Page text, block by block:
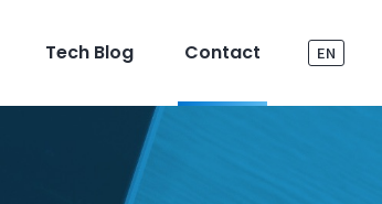
Tech Blog Contact EN